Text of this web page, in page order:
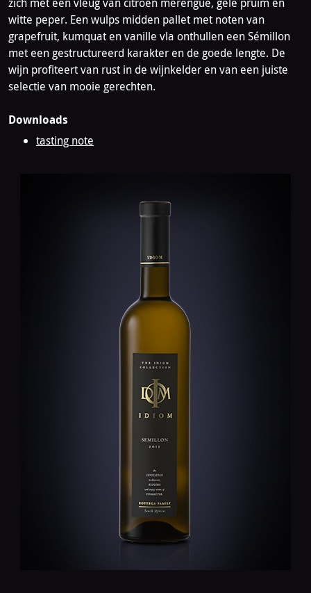
witte peper. Een wulps midden pallet met noten van
grapefruit, kumquat en vanille vla onthullen een Sémillon
met een gestructureerd karakter en de goede lengte. De
wijn profiteert van rust in de wijnkelder en van een juiste
selectie van mooie gerechten.
Downloads
tasting note